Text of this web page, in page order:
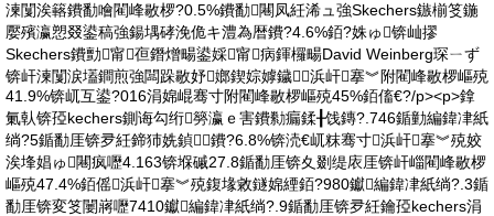
湅闅涘簵鐨勫噲閵峰敭椤?0.5%鐨勫闀凤紝浠ュ強Skechers鏃椾笅鍦
嬮殯瀛愬叕鍙稿強鍚堣硣浼佹キ澧為暦鐨?4.6%銆?姝ゅ锛屾摎
Skechers鐨勯甯亱鐕熷畼鍙婇甯病鍕欏畼David Weinberg琛ㄧず
锛屽湅闅涙壒鐧煎強闆跺敭妤嫏鍥婃嫭鐬浜屽搴︾附閵峰敭椤嶇殑
41.9%锛屼互鍙?016涓婂崐骞寸附閵峰敭椤嶇殑45%銆傗€?/p><p>鎿
氭倝锛孲kechers鍘诲勾绗簩瀛ｅ害鐨勬瘺鍒╂饯鏄?.746鍎勭編鍏冿紙
绱?5鍎勫厓锛夛紝鍗犻姺鍞鐨?6.8%锛涜€屼粖骞寸浜屽搴︾殑姣
涘埄娼ゅ闀疯嚦4.163锛堢磩27.8鍎勫厓锛夊剟缇庡厓锛屽崰閵峰敭椤
嶇殑47.4%銆傜浜屽搴︾殑鍑堟敹鐩婂緸銆?980钀編鍏冿紙绱?.3鍎
勫厓锛変笅闄嶈嚦7410钀編鍏冿紙绱?.9鍎勫厓锛夛紝鑰孲kechers涓